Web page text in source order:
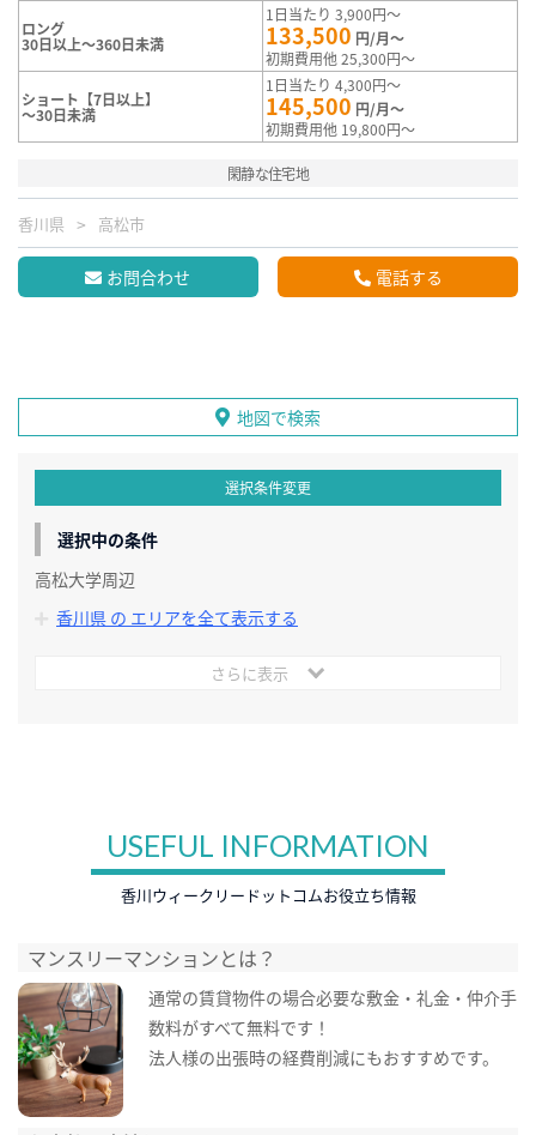
ロング
30日以上～360日未満
1日当たり 3,900円～
133,500 円/月～
初期費用他 25,300円～
ショート【7日以上】
～30日未満
1日当たり 4,300円～
145,500 円/月～
初期費用他 19,800円～
閑静な住宅地
香川県 高松市
お問合わせ 電話する
地図で検索
選択条件変更
選択中の条件
高松大学周辺
香川県 の エリアを全て表示する
さらに表示
USEFUL INFORMATION
香川ウィークリードットコムお役立ち情報
マンスリーマンションとは？
通常の賃貸物件の場合必要な敷金・礼金・仲介手
数料がすべて無料です！
法人様の出張時の経費削減にもおすすめです。